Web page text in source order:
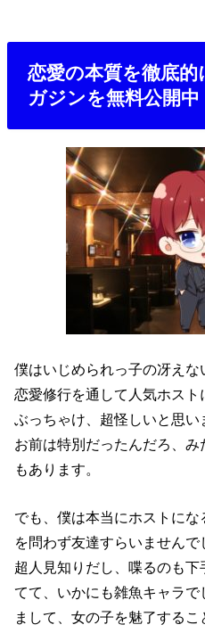
恋愛の本質を徹底
ガジンを無料公開中
僕はいじめられっ子の冴えな
恋愛修行を通して人気ホスト
ぶっちゃけ、超怪しいと思い
お前は特別だったんだろ、
もあります。
でも、僕は本当にホストにな
を問わず友達すらいませんで
超人見知りだし、喋るのも
てて、いかにも雑魚キャラで
まして、女の子を魅了する